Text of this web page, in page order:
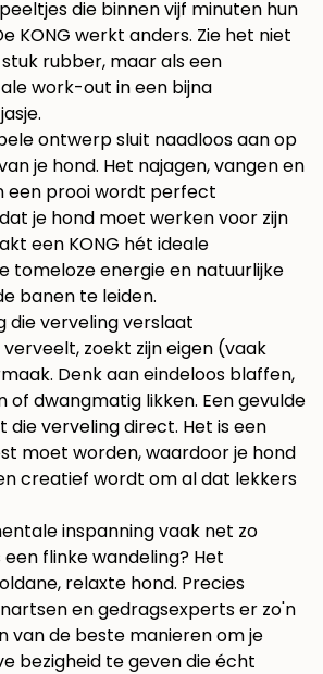
die binnen vijf minuten hun
KONG werkt anders. Zie het niet
rubber, maar als een
work-out in een bijna
ontwerp sluit naadloos aan op
je hond. Het najagen, vangen en
een prooi wordt perfect
je hond moet werken voor zijn
een KONG hét ideale
tomeloze energie en natuurlijke
banen te leiden.
die verveling verslaat
verveelt, zoekt zijn eigen (vaak
Denk aan eindeloos blaffen,
of dwangmatig likken. Een gevulde
die verveling direct. Het is een
moet worden, waardoor je hond
creatief wordt om al dat lekkers
inspanning vaak net zo
flinke wandeling? Het
relaxte hond. Precies
en gedragsexperts er zo'n
van de beste manieren om je
bezigheid te geven die écht